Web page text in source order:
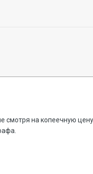
смотря на копеечную цену.